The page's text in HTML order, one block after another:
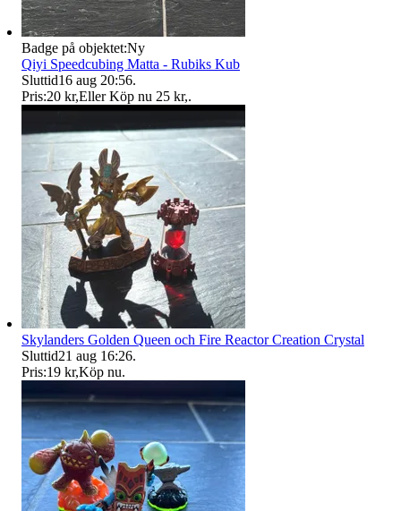
Badge på objektet:Ny
Qiyi Speedcubing Matta - Rubiks Kub
Sluttid16 aug 20:56.
Pris:20 kr,Eller Köp nu 25 kr,.
Skylanders Golden Queen och Fire Reactor Creation Crystal
Sluttid21 aug 16:26.
Pris:19 kr,Köp nu.